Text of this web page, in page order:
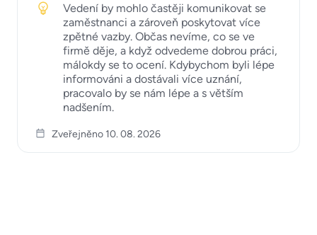
Vedení by mohlo častěji komunikovat se
zaměstnanci a zároveň poskytovat více
zpětné vazby. Občas nevíme, co se ve
firmě děje, a když odvedeme dobrou práci,
málokdy se to ocení. Kdybychom byli lépe
informováni a dostávali více uznání,
pracovalo by se nám lépe a s větším
nadšením.
Zveřejněno 10. 08. 2026